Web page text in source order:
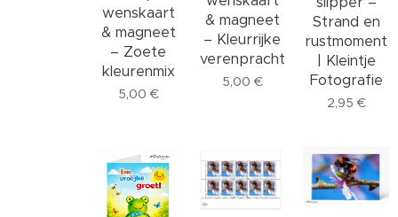
wenskaart
& magneet
– Zoete
kleurenmix
5,00 €
& magneet
– Kleurrijke
verenpracht
5,00 €
Strand en
rustmoment
| Kleintje
Fotografie
2,95 €